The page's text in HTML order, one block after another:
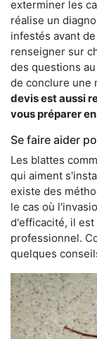
exterminer les
réalise un
infestés avant
renseigner sur
des questions
de conclure une
devis est aussi
vous préparer
Se faire aider
Les blattes
qui aiment
existe des
le cas où
d'efficacité, il est
professionnel.
quelques